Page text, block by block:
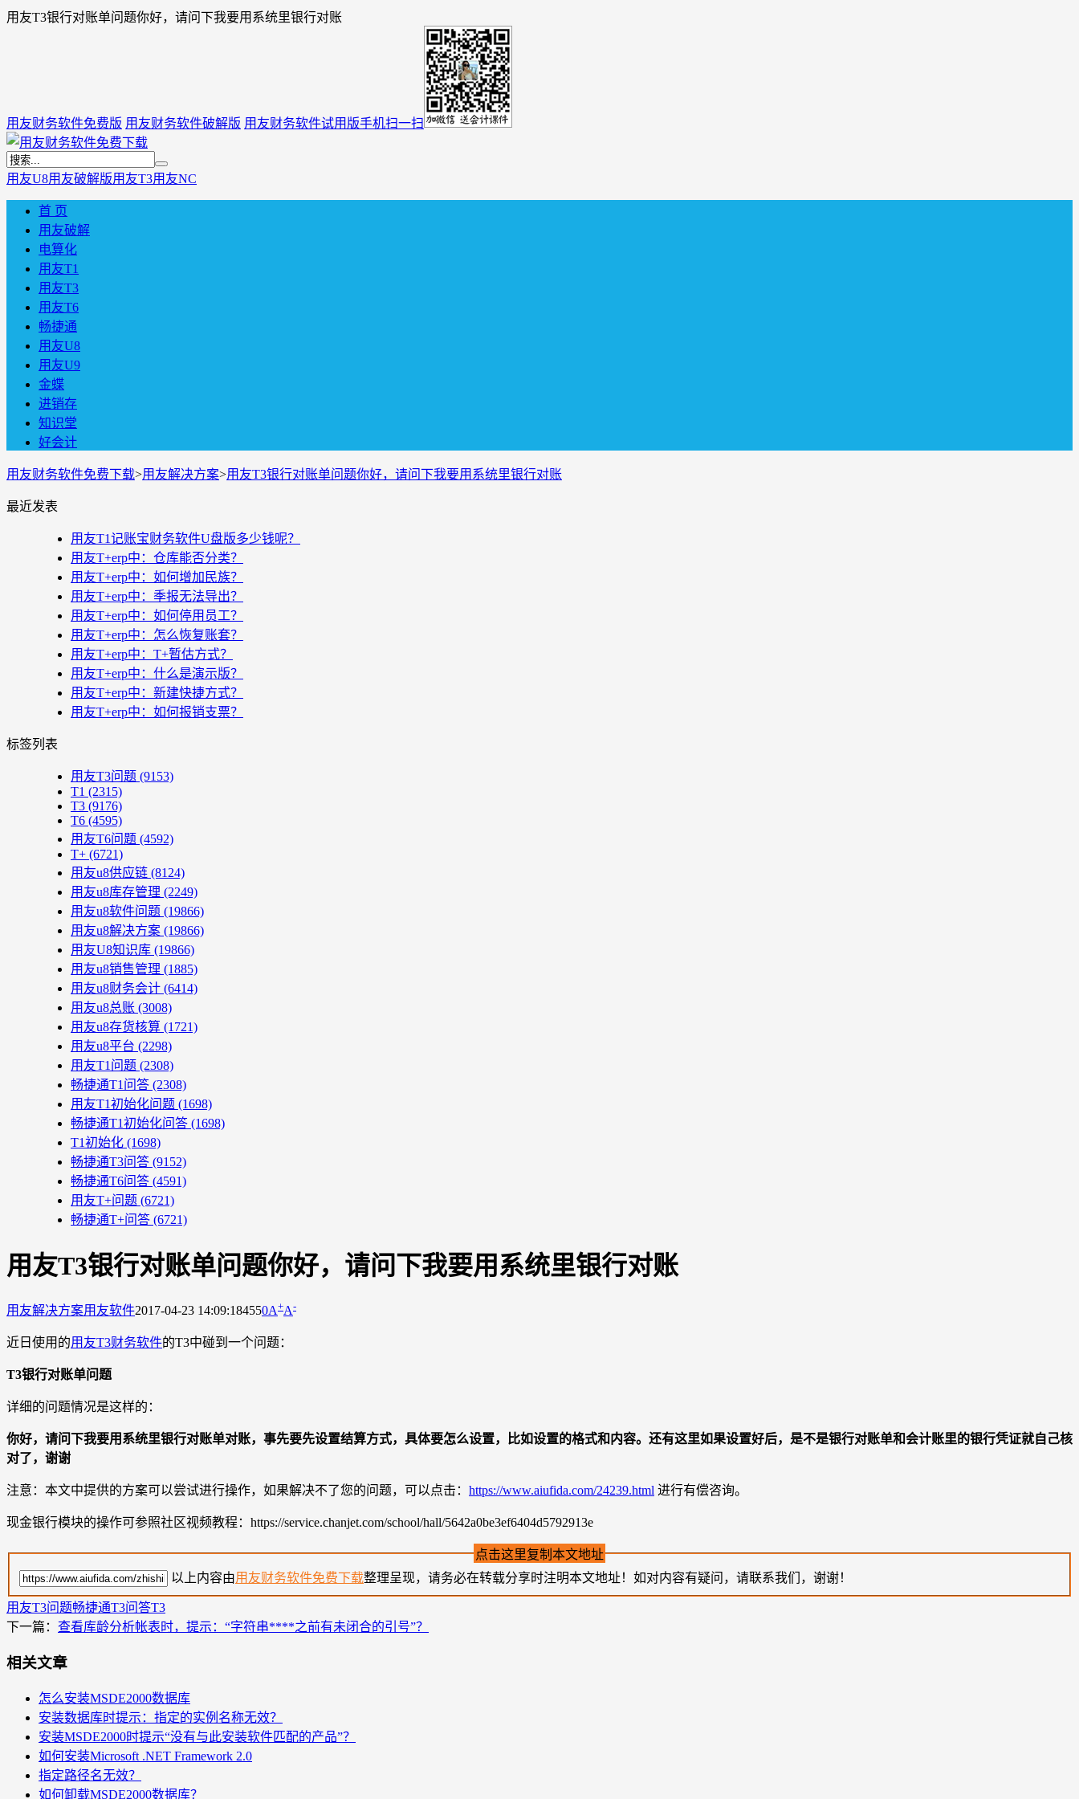
用友T3银行对账单问题你好，请问下我要用系统里银行对账
用友财务软件免费版 用友财务软件破解版 用友财务软件试用版手机扫一扫
用友U8用友破解版用友T3用友NC
首 页
用友破解
电算化
用友T1
用友T3
用友T6
畅捷通
用友U8
用友U9
金蝶
进销存
知识堂
好会计
用友财务软件免费下载>用友解决方案>用友T3银行对账单问题你好，请问下我要用系统里银行对账
最近发表
用友T1记账宝财务软件U盘版多少钱呢？
用友T+erp中：仓库能否分类？
用友T+erp中：如何增加民族？
用友T+erp中：季报无法导出？
用友T+erp中：如何停用员工？
用友T+erp中：怎么恢复账套？
用友T+erp中：T+暂估方式？
用友T+erp中：什么是演示版？
用友T+erp中：新建快捷方式？
用友T+erp中：如何报销支票？
标签列表
用友T3问题 (9153)
T1 (2315)
T3 (9176)
T6 (4595)
用友T6问题 (4592)
T+ (6721)
用友u8供应链 (8124)
用友u8库存管理 (2249)
用友u8软件问题 (19866)
用友u8解决方案 (19866)
用友U8知识库 (19866)
用友u8销售管理 (1885)
用友u8财务会计 (6414)
用友u8总账 (3008)
用友u8存货核算 (1721)
用友u8平台 (2298)
用友T1问题 (2308)
畅捷通T1问答 (2308)
用友T1初始化问题 (1698)
畅捷通T1初始化问答 (1698)
T1初始化 (1698)
畅捷通T3问答 (9152)
畅捷通T6问答 (4591)
用友T+问题 (6721)
畅捷通T+问答 (6721)
用友T3银行对账单问题你好，请问下我要用系统里银行对账
用友解决方案用友软件2017-04-23 14:09:184550A+A-
近日使用的用友T3财务软件的T3中碰到一个问题：
T3银行对账单问题
详细的问题情况是这样的：
你好，请问下我要用系统里银行对账单对账，事先要先设置结算方式，具体要怎么设置，比如设置的格式和内容。还有这里如果设置好后，是不是银行对账单和会计账里的银行凭证就自己核
对了，谢谢
注意：本文中提供的方案可以尝试进行操作，如果解决不了您的问题，可以点击： https://www.aiufida.com/24239.html 进行有偿咨询。
现金银行模块的操作可参照社区视频教程：https://service.chanjet.com/school/hall/5642a0be3ef6404d5792913e
点击这里复制本文地址
以上内容由用友财务软件免费下载整理呈现，请务必在转载分享时注明本文地址！如对内容有疑问，请联系我们，谢谢！
用友T3问题畅捷通T3问答T3
下一篇： 查看库龄分析帐表时，提示：“字符串****之前有未闭合的引号”？
相关文章
怎么安装MSDE2000数据库
安装数据库时提示：指定的实例名称无效？
安装MSDE2000时提示“没有与此安装软件匹配的产品”？
如何安装Microsoft .NET Framework 2.0
指定路径名无效？
如何卸载MSDE2000数据库？